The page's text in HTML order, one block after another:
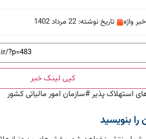
خبر واژه تاریخ نوشته: 22 مرداد 1402
کپی لینک خبر
استهلاک پذیر#سازمان امور مالیاتی کشور
را بنویسید